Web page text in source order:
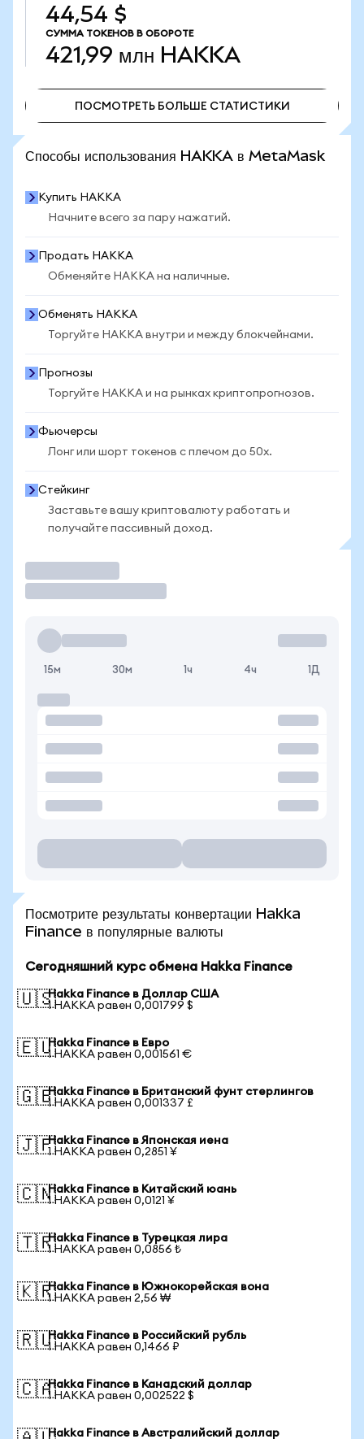
44,54 $
СУММА ТОКЕНОВ В ОБОРОТЕ
421,99 млн HAKKA
ПОСМОТРЕТЬ БОЛЬШЕ СТАТИСТИКИ
Способы использования HAKKA в MetaMask
Купить HAKKA
Начните всего за пару нажатий.
Продать HAKKA
Обменяйте HAKKA на наличные.
Обменять HAKKA
Торгуйте HAKKA внутри и между блокчейнами.
Прогнозы
Торгуйте HAKKA и на рынках криптопрогнозов.
Фьючерсы
Лонг или шорт токенов с плечом до 50x.
Стейкинг
Заставьте вашу криптовалюту работать и
получайте пассивный доход.
15м 30м 1ч 4ч 1Д
Посмотрите результаты конвертации Hakka
Finance в популярные валюты
Сегодняшний курс обмена Hakka Finance
🇺🇸Hakka Finance в Доллар США
1 HAKKA равен 0,001799 $
🇪🇺Hakka Finance в Евро
1 HAKKA равен 0,001561 €
🇬🇧Hakka Finance в Британский фунт стерлингов
1 HAKKA равен 0,001337 £
🇯🇵Hakka Finance в Японская иена
1 HAKKA равен 0,2851 ¥
🇨🇳Hakka Finance в Китайский юань
1 HAKKA равен 0,0121 ¥
🇹🇷Hakka Finance в Турецкая лира
1 HAKKA равен 0,0856 ₺
🇰🇷Hakka Finance в Южнокорейская вона
1 HAKKA равен 2,56 ₩
🇷🇺Hakka Finance в Российский рубль
1 HAKKA равен 0,1466 ₽
🇨🇦Hakka Finance в Канадский доллар
1 HAKKA равен 0,002522 $
Hakka Finance в Австралийский доллар